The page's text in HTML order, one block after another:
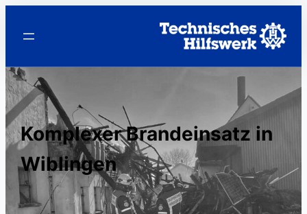
Komplexer Brandeinsatz in
Wiblingen